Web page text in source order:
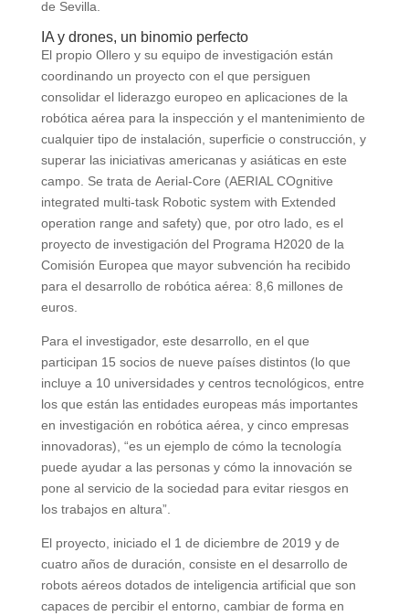
de Sevilla.
IA y drones, un binomio perfecto
El propio Ollero y su equipo de investigación están
coordinando un proyecto con el que persiguen
consolidar el liderazgo europeo en aplicaciones de la
robótica aérea para la inspección y el mantenimiento de
cualquier tipo de instalación, superficie o construcción, y
superar las iniciativas americanas y asiáticas en este
campo. Se trata de Aerial-Core (AERIAL COgnitive
integrated multi-task Robotic system with Extended
operation range and safety) que, por otro lado, es el
proyecto de investigación del Programa H2020 de la
Comisión Europea que mayor subvención ha recibido
para el desarrollo de robótica aérea: 8,6 millones de
euros.
Para el investigador, este desarrollo, en el que
participan 15 socios de nueve países distintos (lo que
incluye a 10 universidades y centros tecnológicos, entre
los que están las entidades europeas más importantes
en investigación en robótica aérea, y cinco empresas
innovadoras), “es un ejemplo de cómo la tecnología
puede ayudar a las personas y cómo la innovación se
pone al servicio de la sociedad para evitar riesgos en
los trabajos en altura”.
El proyecto, iniciado el 1 de diciembre de 2019 y de
cuatro años de duración, consiste en el desarrollo de
robots aéreos dotados de inteligencia artificial que son
capaces de percibir el entorno, cambiar de forma en